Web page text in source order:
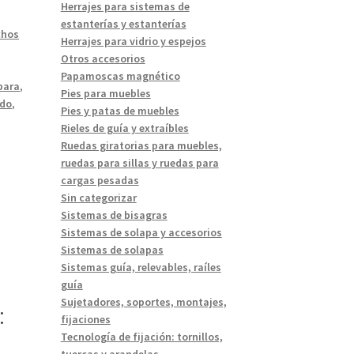
,
,
Herrajes para sistemas de
estanterías y estanterías
Herrajes para vidrio y espejos
Otros accesorios
Papamoscas magnético
Pies para muebles
Pies y patas de muebles
Rieles de guía y extraíbles
Ruedas giratorias para muebles,
ruedas para sillas y ruedas para
cargas pesadas
Sin categorizar
Sistemas de bisagras
Sistemas de solapa y accesorios
Sistemas de solapas
Sistemas guía, relevables, raíles
guía
Sujetadores, soportes, montajes,
fijaciones
Tecnología de fijación: tornillos,